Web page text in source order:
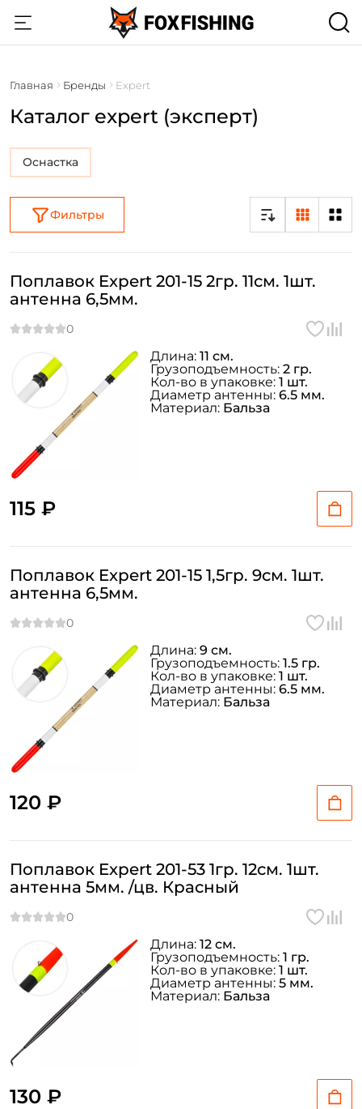
Главная Бренды Expert
Каталог expert (эксперт)
Оснастка
Фильтры
Поплавок Expert 201-15 2гр. 11см. 1шт.
антенна 6,5мм.
115 ₽
Длина: 11 см.
Грузоподъемность: 2 гр.
Кол-во в упаковке: 1 шт.
Диаметр антенны: 6.5 мм.
Материал: Бальза
Поплавок Expert 201-15 1,5гр. 9см. 1шт.
антенна 6,5мм.
120 ₽
Длина: 9 см.
Грузоподъемность: 1.5 гр.
Кол-во в упаковке: 1 шт.
Диаметр антенны: 6.5 мм.
Материал: Бальза
Поплавок Expert 201-53 1гр. 12см. 1шт.
антенна 5мм. /цв. Красный
130 ₽
Длина: 12 см.
Грузоподъемность: 1 гр.
Кол-во в упаковке: 1 шт.
Диаметр антенны: 5 мм.
Материал: Бальза